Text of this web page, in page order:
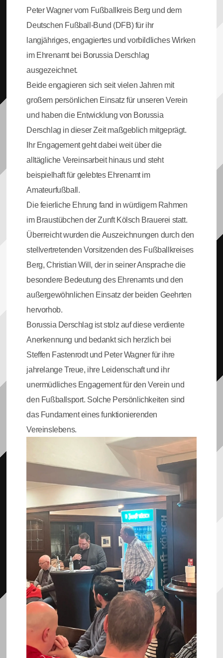
Peter Wagner vom Fußballkreis Berg und dem
Deutschen Fußball-Bund (DFB) für ihr
langjähriges, engagiertes und vorbildliches Wirken
im Ehrenamt bei Borussia Derschlag
ausgezeichnet.
Beide engagieren sich seit vielen Jahren mit
großem persönlichen Einsatz für unseren Verein
und haben die Entwicklung von Borussia
Derschlag in dieser Zeit maßgeblich mitgeprägt.
Ihr Engagement geht dabei weit über die
alltägliche Vereinsarbeit hinaus und steht
beispielhaft für gelebtes Ehrenamt im
Amateurfußball.
Die feierliche Ehrung fand in würdigem Rahmen
im Braustübchen der Zunft Kölsch Brauerei statt.
Überreicht wurden die Auszeichnungen durch den
stellvertretenden Vorsitzenden des Fußballkreises
Berg, Christian Will, der in seiner Ansprache die
besondere Bedeutung des Ehrenamts und den
außergewöhnlichen Einsatz der beiden Geehrten
hervorhob.
Borussia Derschlag ist stolz auf diese verdiente
Anerkennung und bedankt sich herzlich bei
Steffen Fastenrodt und Peter Wagner für ihre
jahrelange Treue, ihre Leidenschaft und ihr
unermüdliches Engagement für den Verein und
den Fußballsport. Solche Persönlichkeiten sind
das Fundament eines funktionierenden
Vereinslebens.